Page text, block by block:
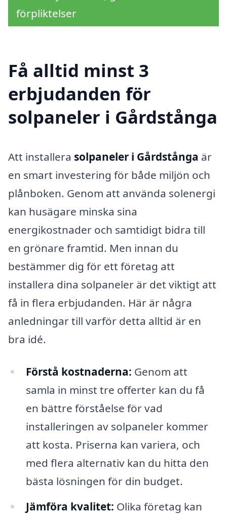
förpliktelser
Få alltid minst 3
erbjudanden för
solpaneler i Gårdstånga
Att installera solpaneler i Gårdstånga är
en smart investering för både miljön och
plånboken. Genom att använda solenergi
kan husägare minska sina
energikostnader och samtidigt bidra till
en grönare framtid. Men innan du
bestämmer dig för ett företag att
installera dina solpaneler är det viktigt att
få in flera erbjudanden. Här är några
anledningar till varför detta alltid är en
bra idé.
Förstå kostnaderna: Genom att
samla in minst tre offerter kan du få
en bättre förståelse för vad
installeringen av solpaneler kommer
att kosta. Priserna kan variera, och
med flera alternativ kan du hitta den
bästa lösningen för din budget.
Jämföra kvalitet: Olika företag kan